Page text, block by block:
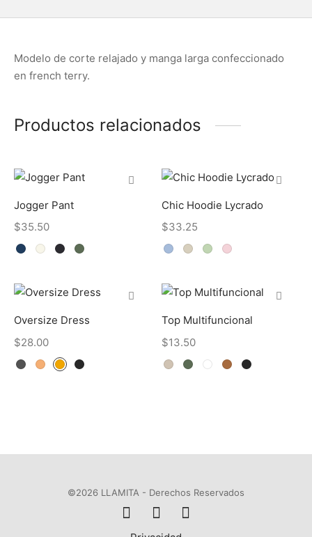
Modelo de corte relajado y manga larga confeccionado
en french terry.
Productos relacionados
Jogger Pant
$35.50
Chic Hoodie Lycrado
$33.25
Oversize Dress
$28.00
Top Multifuncional
$13.50
©2026 LLAMITA - Derechos Reservados